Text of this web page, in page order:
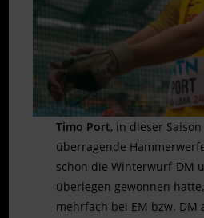
Timo Port, in dieser
überragende
schon die Winterwurf-DM
überlegen gewonnen
mehrfach bei EM bzw. DM